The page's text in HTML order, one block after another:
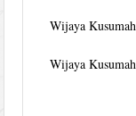
Wijaya Kusumah
Wijaya Kusumah